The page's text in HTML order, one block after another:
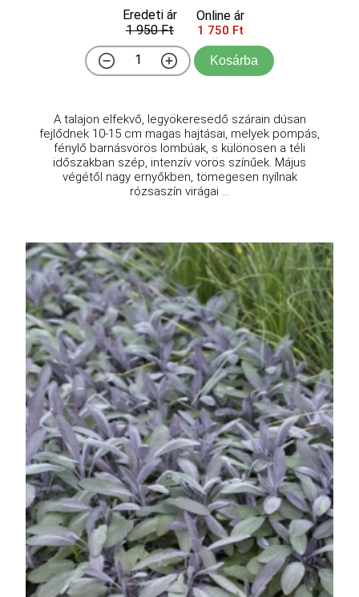
Eredeti ár
1 950 Ft
Online ár
1 750 Ft
Kosárba
A talajon elfekvő, legyökeresedő szárain dúsan
fejlődnek 10-15 cm magas hajtásai, melyek pompás,
fénylő barnásvörös lombúak, s különösen a téli
időszakban szép, intenzív vörös színűek. Május
végétől nagy ernyőkben, tömegesen nyílnak
rózsaszín virágai ...